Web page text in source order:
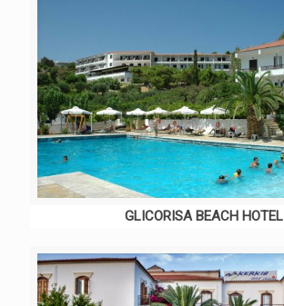
GLICORISA BEACH HOTEL